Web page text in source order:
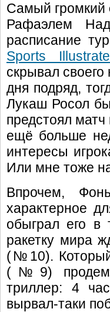
Самый громкий
Рафаэлем
расписание
Sports
скрывал
дня подряд,
Лукаш Росол
предстоял
ещё больше
интересы
Или мне тоже
Впрочем,
характерное
обыграл его в
ракетку мира
(№10).
(№9)
триллер: 4
вырвал-таки